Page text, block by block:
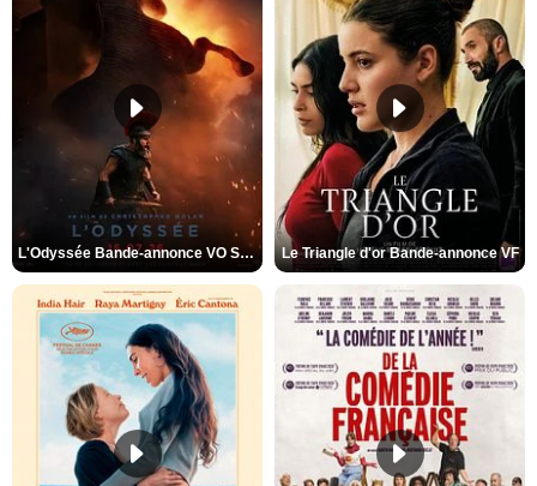
L'Odyssée Bande-annonce VO STFR Le Triangle d'or Bande-annonce VF